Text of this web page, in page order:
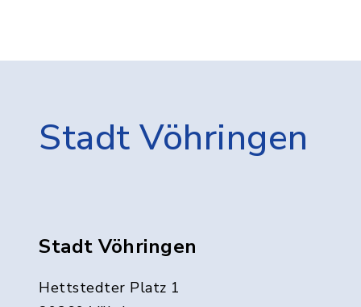
Stadt Vöhringen
Stadt Vöhringen
Hettstedter Platz 1